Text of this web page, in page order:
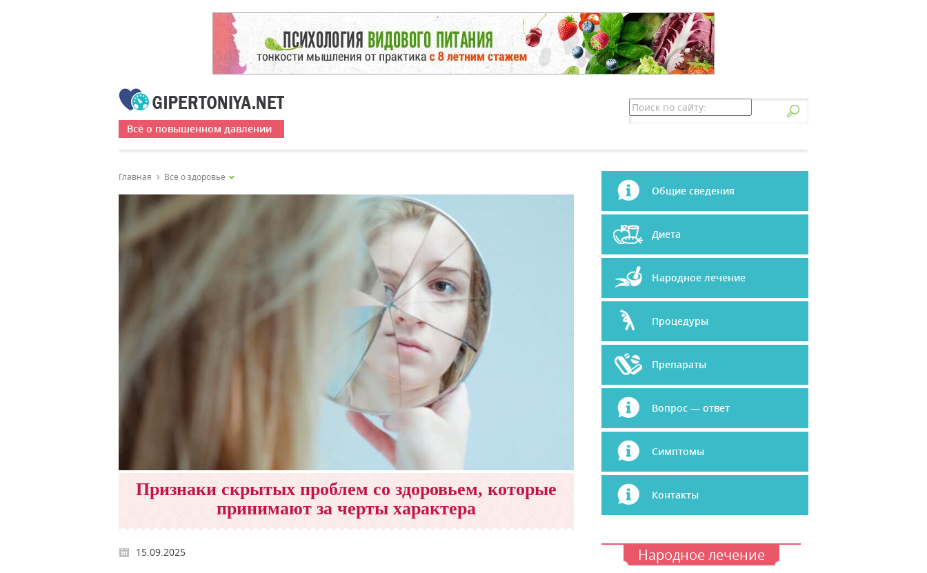
Всё о повышенном давлении
Главная Все о здоровье
Признаки скрытых проблем со здоровьем, которые
принимают за черты характера
15.09.2025
Общие сведения
Диета
Народное лечение
Процедуры
Препараты
Вопрос — ответ
Симптомы
Контакты
Народное лечение